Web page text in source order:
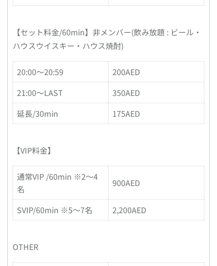
【セット料金/60min】非メンバー(飲み放題 : ビール・
ハウスウイスキー・ハウス焼酎)
20:00〜20:59
200AED
21:00〜LAST
350AED
延長/30min
175AED
【VIP料金】
通常VIP /60min ※2〜4
名
900AED
SVIP/60min ※5〜7名 2,200AED
OTHER